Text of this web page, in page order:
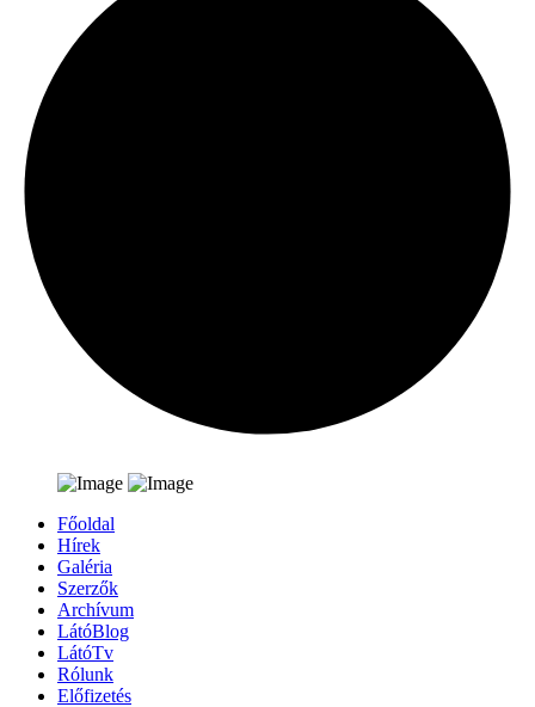
Főoldal
Hírek
Galéria
Szerzők
Archívum
LátóBlog
LátóTv
Rólunk
Előfizetés